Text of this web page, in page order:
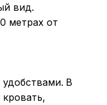
вид.
метрах от
В